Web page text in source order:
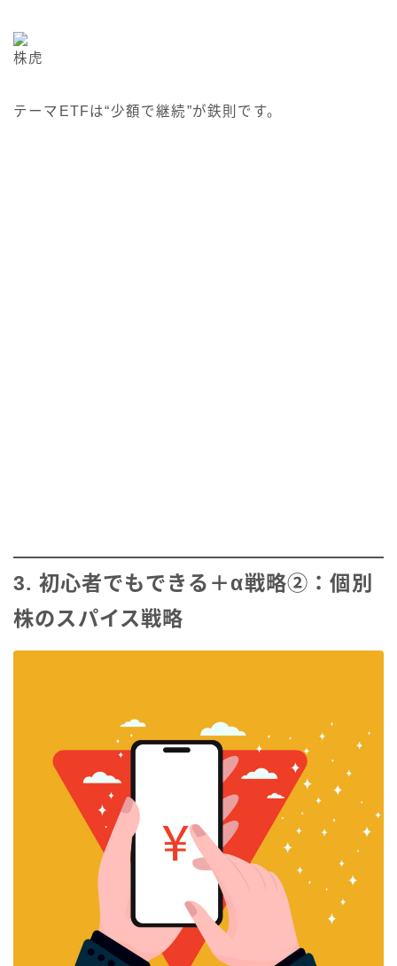
株虎
テーマETFは“少額で継続”が鉄則です。
3. 初心者でもできる＋α戦略②：個別
株のスパイス戦略